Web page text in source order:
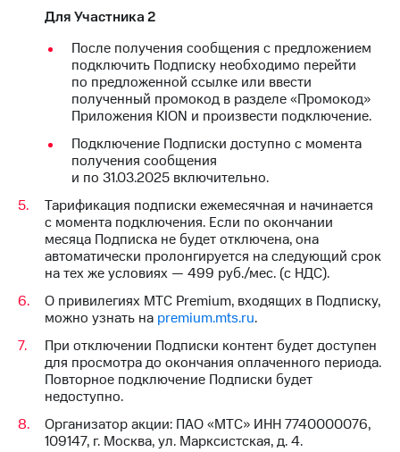
Услуги
Акции
Домашний
интернет
Домашнее
ТВ
Спутниковое
ТВ
Домашний
телефон
Перейти
в МТС
со своим
Поддержка
и подписки
МТС
Premium
290 ₽/
МТС
Premium
Подписка
на гигабайты
интернета,
фильмы,
и многое
другое
Семейная
группа
Скидка
на тарифы,
общие
подписки
и услуги,
доступ
к геолокации
Сертификаты
Для Участника 2
После получения сообщения с предложением
подключить Подписку необходимо перейти
по предложенной ссылке или ввести
полученный промокод в разделе «Промокод»
Приложения KION и произвести подключение.
Подключение Подписки доступно с момента
получения сообщения
и по 31.03.2025 включительно.
Тарификация подписки ежемесячная и начинается
с момента подключения. Если по окончании
месяца Подписка не будет отключена, она
автоматически пролонгируется на следующий срок
на тех же условиях — 499 руб./мес. (с НДС).
О привилегиях МТС Premium, входящих в Подписку,
можно узнать на premium.mts.ru.
При отключении Подписки контент будет доступен
для просмотра до окончания оплаченного периода.
Повторное подключение Подписки будет
недоступно.
Организатор акции: ПАО «МТС» ИНН 7740000076,
109147, г. Москва, ул. Марксистская, д. 4.